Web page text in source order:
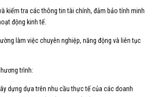
kiểm tra các thông tin tài chính, đảm bảo tính minh
động kinh tế.
làm việc chuyên nghiệp, năng động và liên tục
trình:
dựng dựa trên nhu cầu thực tế của các doanh